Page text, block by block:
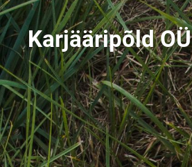
Karjääripõld OÜ